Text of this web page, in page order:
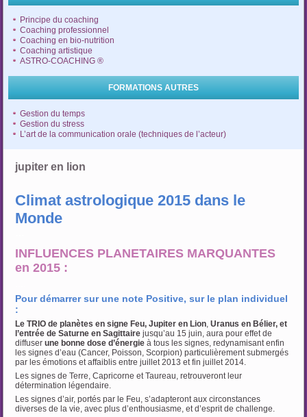
Principe du coaching
Coaching professionnel
Coaching en bio-nutrition
Coaching artistique
ASTRO-COACHING ®
FORMATIONS AUTRES
Gestion du temps
Gestion du stress
L’art de la communication orale (techniques de l’acteur)
jupiter en lion
Climat astrologique 2015 dans le
Monde
INFLUENCES PLANETAIRES MARQUANTES
en 2015 :
Pour démarrer sur une note Positive, sur le plan individuel
:
Le TRIO de planètes en signe Feu, Jupiter en Lion,Uranus en Bélier, et
l’entrée de Saturne en Sagittaire jusqu’au 15 juin, aura pour effet de
diffuserune bonne dose d’énergie à tous les signes, redynamisant enfin
les signes d’eau (Cancer, Poisson, Scorpion) particulièrement submergés
par les émotions et affaiblis entre juillet 2013 et fin juillet 2014.
Les signes de Terre, Capricorne et Taureau, retrouveront leur
détermination légendaire.
Les signes d’air, portés par le Feu, s’adapteront aux circonstances
diverses de la vie, avec plus d’enthousiasme, et d’esprit de challenge.